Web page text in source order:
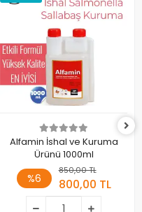
Alfamin İshal ve Kuruma
Ürünü 1000ml
%6
850,00 TL
800,00 TL